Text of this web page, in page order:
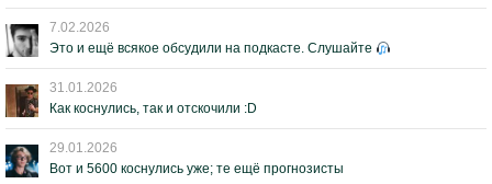
7.02.2026
Это и ещё всякое обсудили на подкасте. Слушайте
31.01.2026
Как коснулись, так и отскочили :D
29.01.2026
Вот и 5600 коснулись уже; те ещё прогнозисты